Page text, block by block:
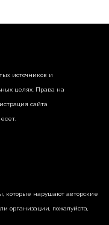
источников и
целях. Права на
сайта
которые нарушают авторские
организации, пожалуйста,